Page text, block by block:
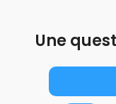
Une